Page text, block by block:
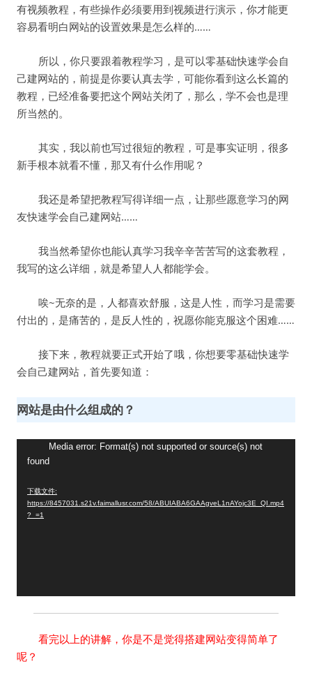
有视频教程，有些操作必须要用到视频进行演示，你才能更
容易看明白网站的设置效果是怎么样的……
所以，你只要跟着教程学习，是可以零基础快速学会自
己建网站的，前提是你要认真去学，可能你看到这么长篇的
教程，已经准备要把这个网站关闭了，那么，学不会也是理
所当然的。
其实，我以前也写过很短的教程，可是事实证明，很多
新手根本就看不懂，那又有什么作用呢？
我还是希望把教程写得详细一点，让那些愿意学习的网
友快速学会自己建网站……
我当然希望你也能认真学习我辛辛苦苦写的这套教程，
我写的这么详细，就是希望人人都能学会。
唉~无奈的是，人都喜欢舒服，这是人性，而学习是需要
付出的，是痛苦的，是反人性的，祝愿你能克服这个困难……
接下来，教程就要正式开始了哦，你想要零基础快速学
会自己建网站，首先要知道：
网站是由什么组成的？
Media error: Format(s) not supported or source(s) not
found
下载文件:
https://8457031.s21v.faimallusr.com/58/ABUIABA6GAAgveL1nAYojc3E_QI.mp4
?_=1
看完以上的讲解，你是不是觉得搭建网站变得简单了
呢？